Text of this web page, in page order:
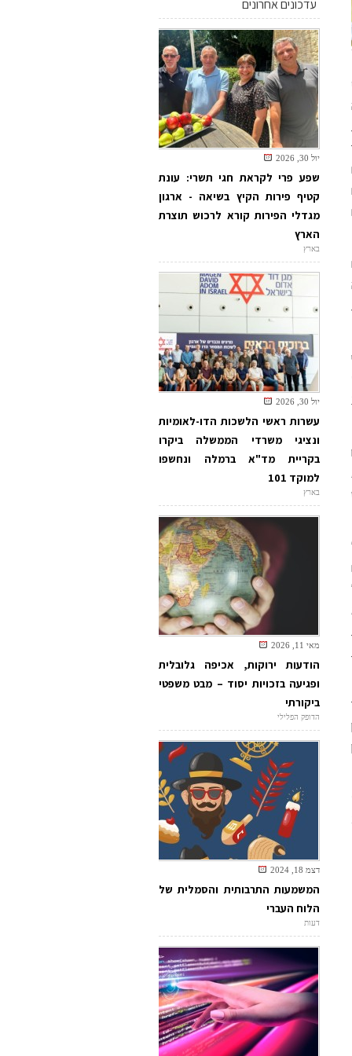
עדכונים אחרונים
יול 30, 2026
שפע פרי לקראת חגי תשרי: עונת
קטיף פירות הקיץ בשיאה - ארגון
מגדלי הפירות קורא לרכוש תוצרת
הארץ
בארץ
יול 30, 2026
עשרות ראשי הלשכות הדו-לאומיות
ונציגי משרדי הממשלה ביקרו
בקריית מד"א ברמלה ונחשפו
למוקד 101
בארץ
מאי 11, 2026
הודעות ירוקות, אכיפה גלובלית
ופגיעה בזכויות יסוד – מבט משפטי
ביקורתי
הדופק הפלילי
דצמ 18, 2024
המשמעות התרבותית והסמלית של
הלוח העברי
דעות